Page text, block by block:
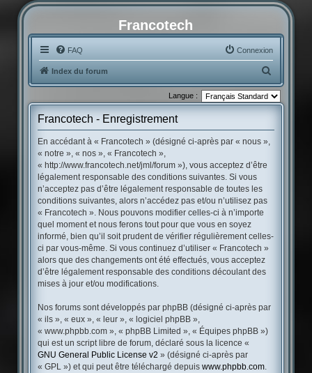
Francotech
FAQ Connexion
Index du forum
e
c
Langue :
Francotech - Enregistrement
En accédant à « Francotech » (désigné ci-après par « nous »,
« notre », « nos », « Francotech »,
« http://www.francotech.net/jml/forum »), vous acceptez d’être
légalement responsable des conditions suivantes. Si vous
n’acceptez pas d’être légalement responsable de toutes les
conditions suivantes, alors n’accédez pas et/ou n’utilisez pas
« Francotech ». Nous pouvons modifier celles-ci à n’importe
quel moment et nous ferons tout pour que vous en soyez
informé, bien qu’il soit prudent de vérifier régulièrement celles-
ci par vous-même. Si vous continuez d’utiliser « Francotech »
alors que des changements ont été effectués, vous acceptez
d’être légalement responsable des conditions découlant des
mises à jour et/ou modifications.
Nos forums sont développés par phpBB (désigné ci-après par
« ils », « eux », « leur », « logiciel phpBB »,
« www.phpbb.com », « phpBB Limited », « Équipes phpBB »)
qui est un script libre de forum, déclaré sous la licence «
GNU General Public License v2 » (désigné ci-après par
« GPL ») et qui peut être téléchargé depuis www.phpbb.com.